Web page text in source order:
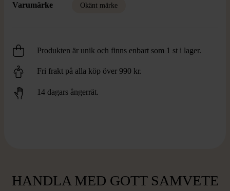
Varumärke Okänt märke
Produkten är unik och finns enbart som 1 st i lager.
Fri frakt på alla köp över 990 kr.
14 dagars ångerrät.
HANDLA MED GOTT SAMVETE